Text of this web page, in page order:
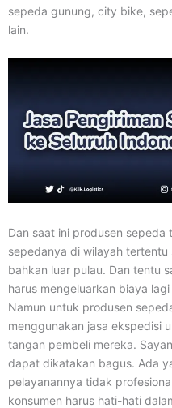
sepeda gunung, city bike,
lain.
Dan saat ini produsen
sepedanya di wilayah
bahkan luar pulau. Dan tentu
harus mengeluarkan biaya
Namun untuk produsen
menggunakan jasa ekspedisi
tangan pembeli mereka.
dapat dikatakan bagus. Ada
pelayanannya tidak
konsumen harus hati-hati